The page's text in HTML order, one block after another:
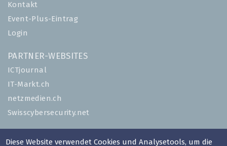
Kontakt
Event-Plus-Eintrag
Login
PARTNER-WEBSITES
ICTjournal
IT-Markt.ch
netzmedien.ch
Swisscybersecurity.net
Diese Website verwendet Cookies und Analysetools, um die